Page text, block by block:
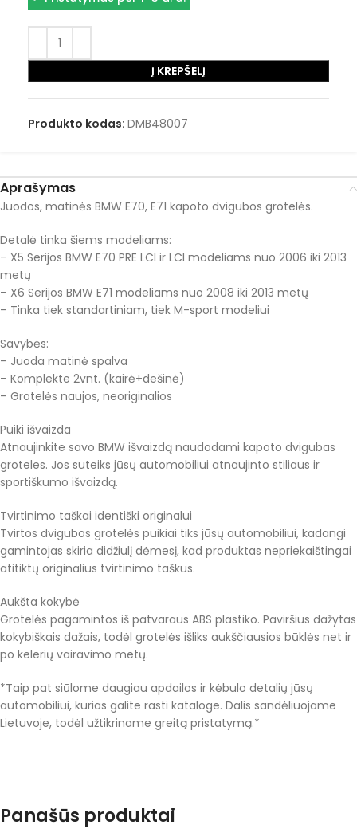
Į KREPŠELĮ
Produkto kodas: DMB48007
Aprašymas
Juodos, matinės BMW E70, E71 kapoto dvigubos grotelės.
Detalė tinka šiems modeliams:
– X5 Serijos BMW E70 PRE LCI ir LCI modeliams nuo 2006 iki 2013
metų
– X6 Serijos BMW E71 modeliams nuo 2008 iki 2013 metų
– Tinka tiek standartiniam, tiek M-sport modeliui
Savybės:
– Juoda matinė spalva
– Komplekte 2vnt. (kairė+dešinė)
– Grotelės naujos, neoriginalios
Puiki išvaizda
Atnaujinkite savo BMW išvaizdą naudodami kapoto dvigubas
groteles. Jos suteiks jūsų automobiliui atnaujinto stiliaus ir
sportiškumo išvaizdą.
Tvirtinimo taškai identiški originalui
Tvirtos dvigubos grotelės puikiai tiks jūsų automobiliui, kadangi
gamintojas skiria didžiulį dėmesį, kad produktas nepriekaištingai
atitiktų originalius tvirtinimo taškus.
Aukšta kokybė
Grotelės pagamintos iš patvaraus ABS plastiko. Paviršius dažytas
kokybiškais dažais, todėl grotelės išliks aukščiausios būklės net ir
po kelerių vairavimo metų.
*Taip pat siūlome daugiau apdailos ir kėbulo detalių jūsų
automobiliui, kurias galite rasti kataloge. Dalis sandėliuojame
Lietuvoje, todėl užtikriname greitą pristatymą.*
Panašūs produktai